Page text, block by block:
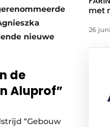
nieuwe
de
Aluprof”
“Gebouw
met
26